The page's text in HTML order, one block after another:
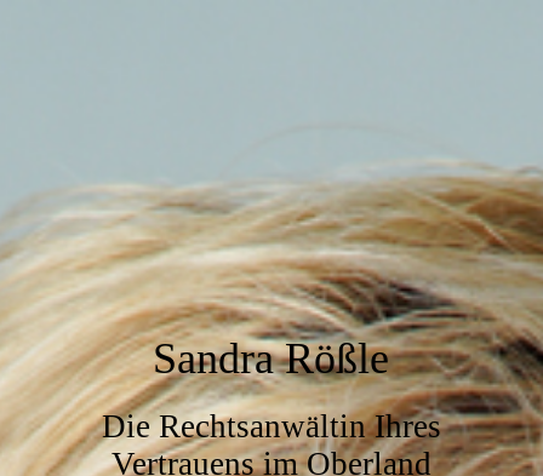
Sandra Rößle
Die Rechtsanwältin Ihres
Vertrauens im Oberland